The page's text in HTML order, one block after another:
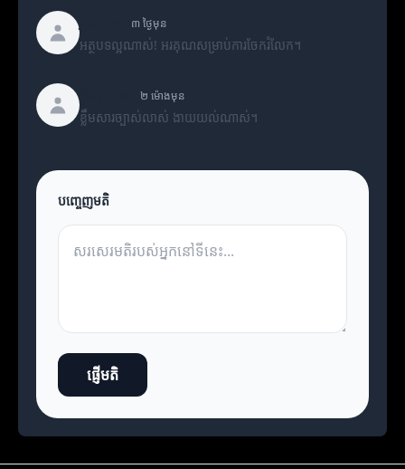
៣ ថ្ងៃមុន
អត្ថបទល្អណាស់! អរគុណសម្រាប់ការចែករំលែក។
២ ម៉ោងមុន
ខ្លឹមសារច្បាស់លាស់ ងាយយល់ណាស់។
បញ្ចេញមតិ
ផ្ញើមតិ